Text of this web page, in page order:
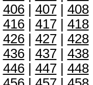
406| 407| 408|
416| 417| 418|
426| 427| 428|
436| 437| 438|
446| 447| 448|